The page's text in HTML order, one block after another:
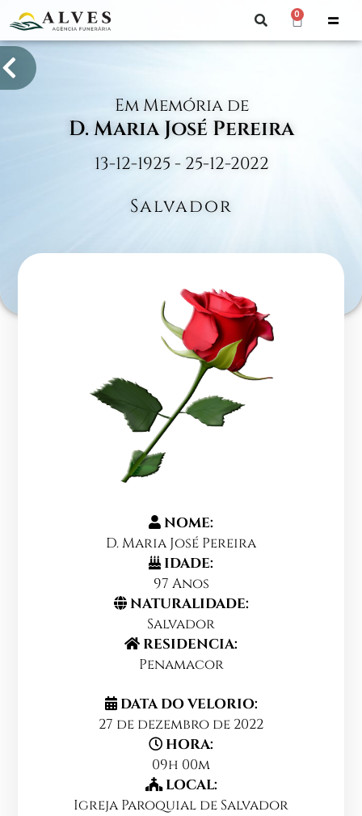
0
Em Memória de
D. Maria José Pereira
13-12-1925 - 25-12-2022
Salvador
NOME:
D. Maria José Pereira
IDADE:
97 Anos
NATURALIDADE:
Salvador
RESIDENCIA:
Penamacor
DATA DO VELORIO:
27 de dezembro de 2022
HORA:
09h 00m
LOCAL:
Igreja Paroquial de Salvador